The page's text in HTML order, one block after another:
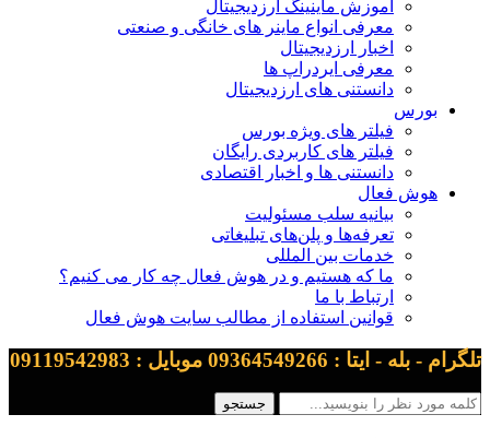
آموزش ماینینگ ارزدیجیتال
معرفی انواع ماینر های خانگی و صنعتی
اخبار ارزدیجیتال
معرفی ایردراپ ها
دانستنی های ارزدیجیتال
بورس
فیلتر های ویژه بورس
فیلتر های کاربردی رایگان
دانستنی ها و اخبار اقتصادی
هوش فعال
بیانیه سلب مسئولیت
تعرفه‌ها و پلن‌های تبلیغاتی
خدمات بین المللی
ما که هستیم و در هوش فعال چه کار می کنیم؟
ارتباط با ما
قوانین استفاده از مطالب سایت هوش فعال
تلگرام - بله - ایتا : 09364549266 موبایل : 09119542983